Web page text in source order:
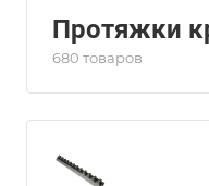
Протяжки
680 товаров